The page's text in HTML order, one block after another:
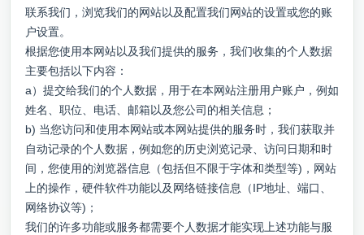
联系我们，浏览我们的网站以及配置我们网站的设置或您的账
户设置。
根据您使用本网站以及我们提供的服务，我们收集的个人数据
主要包括以下内容：
a）提交给我们的个人数据，用于在本网站注册用户账户，例如
姓名、职位、电话、邮箱以及您公司的相关信息；
b) 当您访问和使用本网站或本网站提供的服务时，我们获取并
自动记录的个人数据，例如您的历史浏览记录、访问日期和时
间，您使用的浏览器信息（包括但不限于字体和类型等)，网站
上的操作，硬件软件功能以及网络链接信息（IP地址、端口、
网络协议等)；
我们的许多功能或服务都需要个人数据才能实现上述功能与服